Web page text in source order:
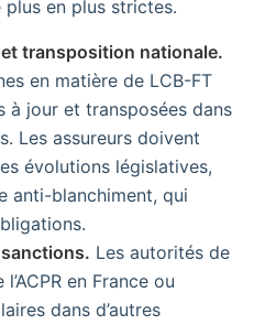
en plus strictes.
transposition nationale.
en matière de LCB-FT
à jour et transposées dans
Les assureurs doivent
évolutions législatives,
anti-blanchiment, qui
Les autorités de
en France ou
dans d’autres